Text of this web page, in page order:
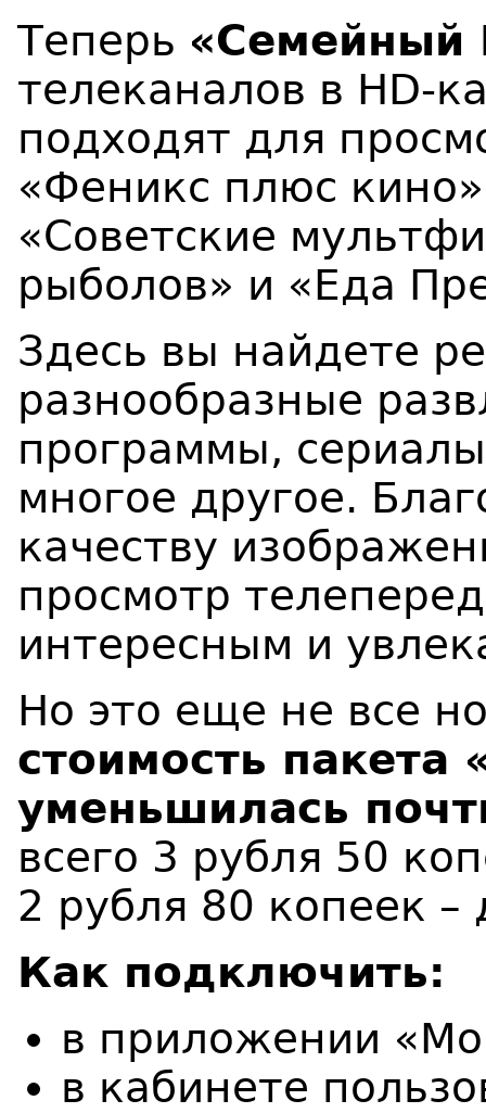
Теперь «Семейный
телеканалов в HD-
подходят для
«Феникс плюс
«Советские
рыболов» и «Еда
Здесь вы найдете
разнообразные
программы,
многое другое.
качеству
просмотр
интересным и
Но это еще не все
стоимость пакета
уменьшилась
всего 3 рубля 50
2 рубля 80 копеек
Как подключить:
в приложении
в кабинете